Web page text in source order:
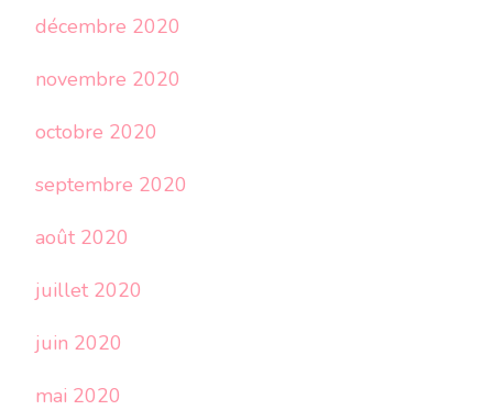
décembre 2020
novembre 2020
octobre 2020
septembre 2020
août 2020
juillet 2020
juin 2020
mai 2020